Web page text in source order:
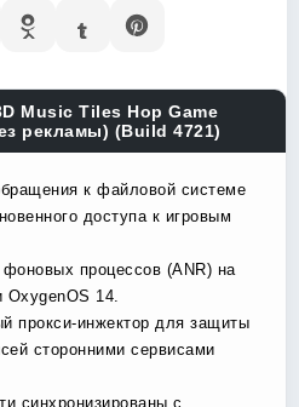
Music Tiles Hop Game
рекламы) (Build 4721)
к файловой системе
доступа к игровым
фоновых процессов (ANR) на
OxygenOS 14.
прокси-инжектор для защиты
сторонними сервисами
синхронизированы с